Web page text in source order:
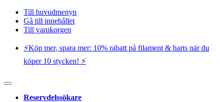
Till huvudmenyn
Gå till innehållet
Till varukorgen
⚡️Köp mer, spara mer: 10% rabatt på filament & harts när du
köper 10 stycken! ⚡️
Reservdelssökare